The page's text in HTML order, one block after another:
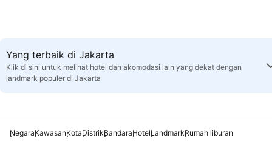
Yang terbaik di Jakarta
Klik di sini untuk melihat hotel dan akomodasi lain yang dekat dengan
landmark populer di Jakarta
NegaraKawasanKotaDistrikBandaraHotelLandmarkRumah liburan